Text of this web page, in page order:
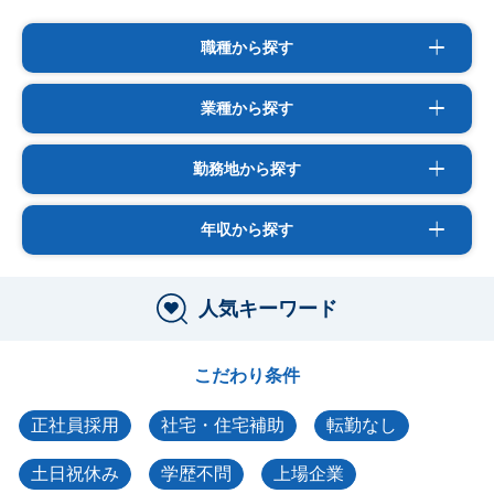
職種から探す
業種から探す
勤務地から探す
年収から探す
人気キーワード
こだわり条件
正社員採用 社宅・住宅補助 転勤なし
土日祝休み 学歴不問 上場企業